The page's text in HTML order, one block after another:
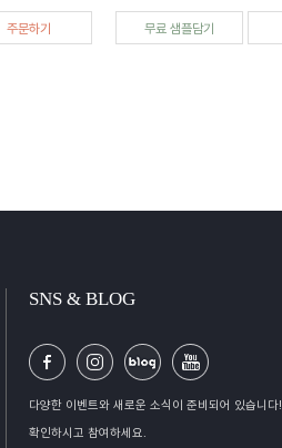
주문하기 무료 샘플담기
SNS & BLOG
다양한 이벤트와 새로운 소식이 준비되어 있습니다!
확인하시고 참여하세요.